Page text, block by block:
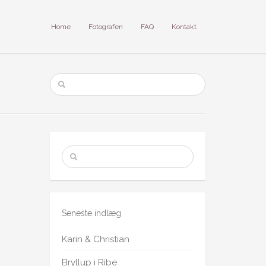
Home Fotografen FAQ Kontakt
Seneste indlæg
Karin & Christian
Bryllup i Ribe